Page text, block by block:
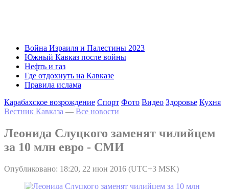
Война Израиля и Палестины 2023
Южный Кавказ после войны
Нефть и газ
Где отдохнуть на Кавказе
Правила ислама
Карабахское возрождение Спорт Фото Видео Здоровье Кухня
Вестник Кавказа — Все новости
Леонида Слуцкого заменят чилийцем
за 10 млн евро - СМИ
Опубликовано: 18:20, 22 июн 2016 (UTC+3 MSK)